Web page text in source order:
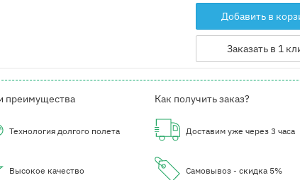
Добавить в
Заказать в 1
преимущества
Технология долгого полета
Высокое качество
Как получить заказ?
Доставим уже через 3 часа
Самовывоз - скидка 5%